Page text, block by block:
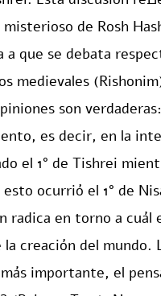
de Rosh
a que se debata
medievales
son
es decir, en la
el 1° de Tishrei
ocurrió el 1° de
radica en torno a cuál
la creación del mundo.
importante, el